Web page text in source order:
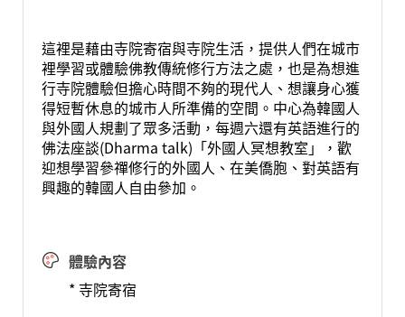
這裡是藉由寺院寄宿與寺院生活，提供人們在城市
裡學習或體驗佛教傳統修行方法之處，也是為想進
行寺院體驗但擔心時間不夠的現代人、想讓身心獲
得短暫休息的城市人所準備的空間。中心為韓國人
與外國人規劃了眾多活動，每週六還有英語進行的
佛法座談(Dharma talk)「外國人冥想教室」，歡
迎想學習參禪修行的外國人、在美僑胞、對英語有
興趣的韓國人自由參加。
體驗內容
* 寺院寄宿